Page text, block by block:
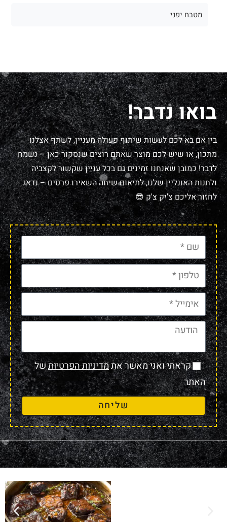
מטבח יפני
בואו נדבר!
בין אם בא לכם לעשות שיתוף פעולה מעניין, לשתף אצלנו
מתכון, או שיש לכם מוצר שאתם רוצים שנסקור כאן – נשמח
לדבר! כמובן שאנחנו זמינים גם בכל עניין שקשור לקצביה
ולחנות האונליין שלנו, לתיאום שיחה השאירו פרטים – נדאג
לחזור אליכם צ'יק צ'ק 😎
קראתי ואני מאשר אתמדיניות הפרטיותשל
האתר
שליחה